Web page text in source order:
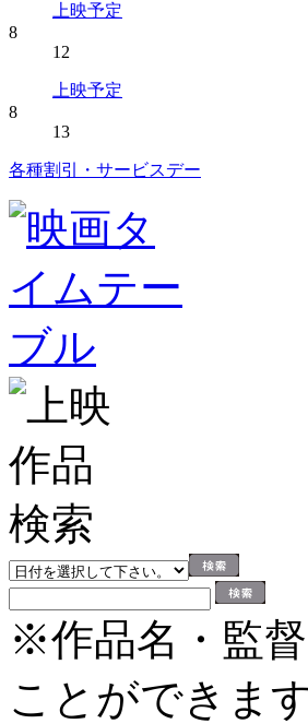
上映予定
8
12
上映予定
8
13
各種割引・サービスデー
※作品名・監
ことができます